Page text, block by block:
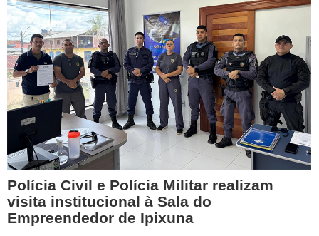
Polícia Civil e Polícia Militar realizam
visita institucional à Sala do
Empreendedor de Ipixuna